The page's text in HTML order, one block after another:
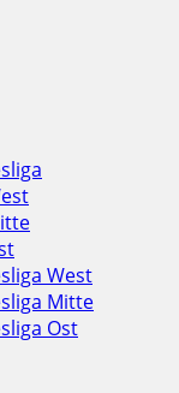
West
Mitte
Ost